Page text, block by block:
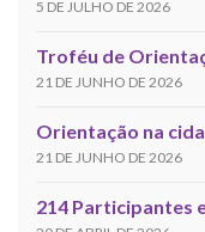
5 DE JULHO DE 2026
Troféu de
21 DE JUNHO DE 2026
Orientação na
21 DE JUNHO DE 2026
214 Participantes